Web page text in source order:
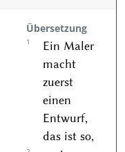
Übersetzung
1
Ein Maler
macht
zuerst
einen
Entwurf,
das ist so,